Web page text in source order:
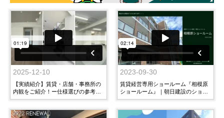
2025-12-10
【実績紹介】賃貸・店舗・事務所の
内観をご紹介！ー仕様選びの参考に
ー
2023-09-30
賃貸経営専用ショールーム『相模原
ショールーム』｜朝日建設のショー
ルームご紹介！～2023version～